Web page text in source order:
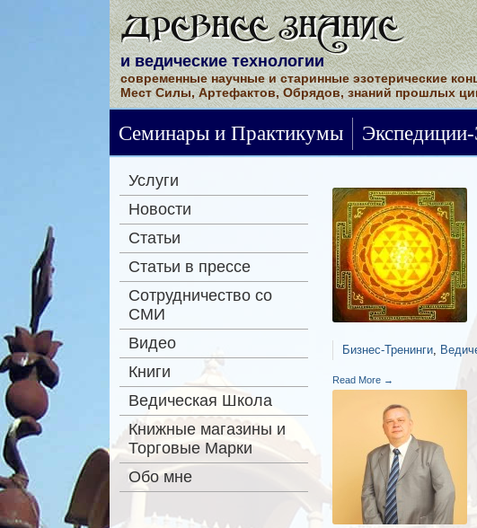
ДРЕВНЕЕ ЗНАНИЕ
и ведические технологии
современные научные и старинные эзотерические
Мест Силы, Артефактов, Обрядов, знаний прошлых
Семинары и Практикумы
Услуги
Новости
Статьи
Статьи в прессе
Сотрудничество со
СМИ
Видео
Книги
Ведическая Школа
Книжные магазины и
Торговые Марки
Обо мне
Бизнес-Тренинги,
Read More →